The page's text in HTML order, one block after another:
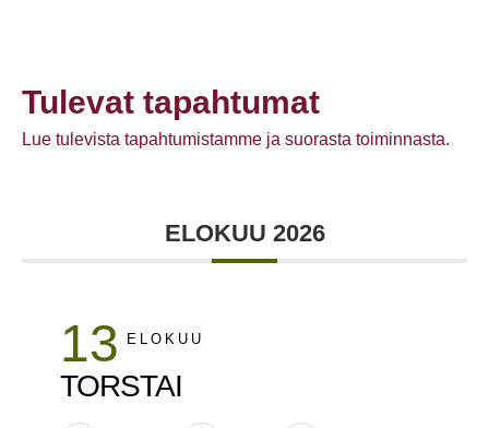
Tulevat tapahtumat
Lue tulevista tapahtumistamme ja suorasta toiminnasta.
ELOKUU 2026
13 ELOKUU
TORSTAI